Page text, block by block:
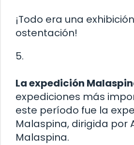
¡Todo era una
ostentación!
5.
La expedición
expediciones más
este período fue la
Malaspina, dirigida por
Malaspina.